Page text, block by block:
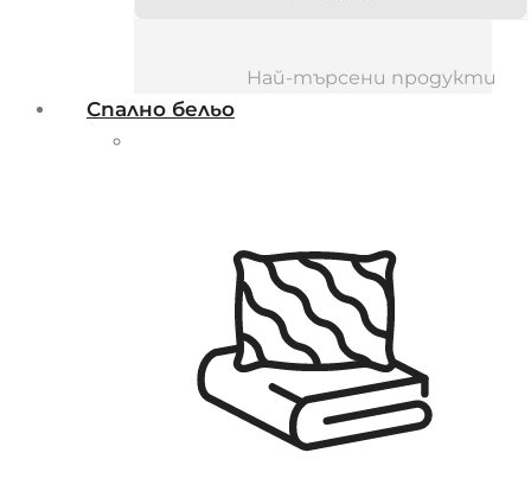
Най-търсени продукти
Спално бельо